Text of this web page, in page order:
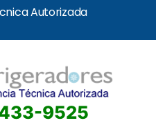
Autorizada
9525